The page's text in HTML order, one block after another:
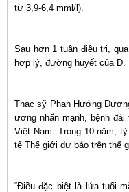
từ 3,9-6,4 mml/l).
Sau hơn 1 tuần điều trị,
hợp lý, đường huyết của
Thạc sỹ Phan Hướng
ương nhấn mạnh, bệnh
Việt Nam. Trong 10 năm,
tế Thế giới dự báo trên thế
“Điều đặc biệt là lứa tuổi